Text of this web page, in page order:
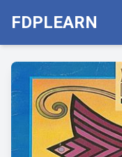
FDPLEARN